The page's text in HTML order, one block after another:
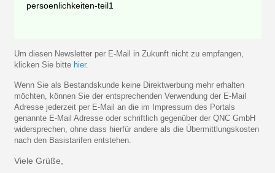
persoenlichkeiten-teil1
Um diesen Newsletter per E-Mail in Zukunft nicht zu empfangen,
klicken Sie bitte hier.
Wenn Sie als Bestandskunde keine Direktwerbung mehr erhalten
möchten, können Sie der entsprechenden Verwendung der E-Mail
Adresse jederzeit per E-Mail an die im Impressum des Portals
genannte E-Mail Adresse oder schriftlich gegenüber der QNC GmbH
widersprechen, ohne dass hierfür andere als die Übermittlungskosten
nach den Basistarifen entstehen.
Viele Grüße,